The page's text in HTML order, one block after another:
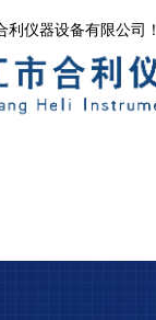
仪器设备有限公司！